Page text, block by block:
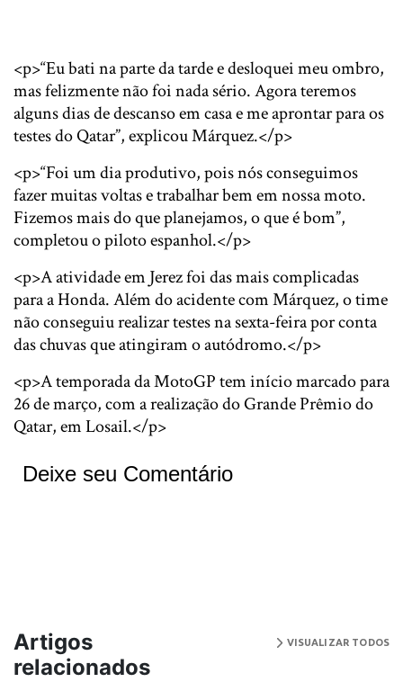
<p>“Eu bati na parte da tarde e desloquei meu ombro,
mas felizmente não foi nada sério. Agora teremos
alguns dias de descanso em casa e me aprontar para os
testes do Qatar”, explicou Márquez.</p>
<p>“Foi um dia produtivo, pois nós conseguimos
fazer muitas voltas e trabalhar bem em nossa moto.
Fizemos mais do que planejamos, o que é bom”,
completou o piloto espanhol.</p>
<p>A atividade em Jerez foi das mais complicadas
para a Honda. Além do acidente com Márquez, o time
não conseguiu realizar testes na sexta-feira por conta
das chuvas que atingiram o autódromo.</p>
<p>A temporada da MotoGP tem início marcado para
26 de março, com a realização do Grande Prêmio do
Qatar, em Losail.</p>
Deixe seu Comentário
Artigos
relacionados
VISUALIZAR TODOS